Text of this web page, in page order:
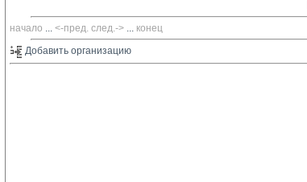
начало ... <-пред. след.-> ... конец
Добавить организацию